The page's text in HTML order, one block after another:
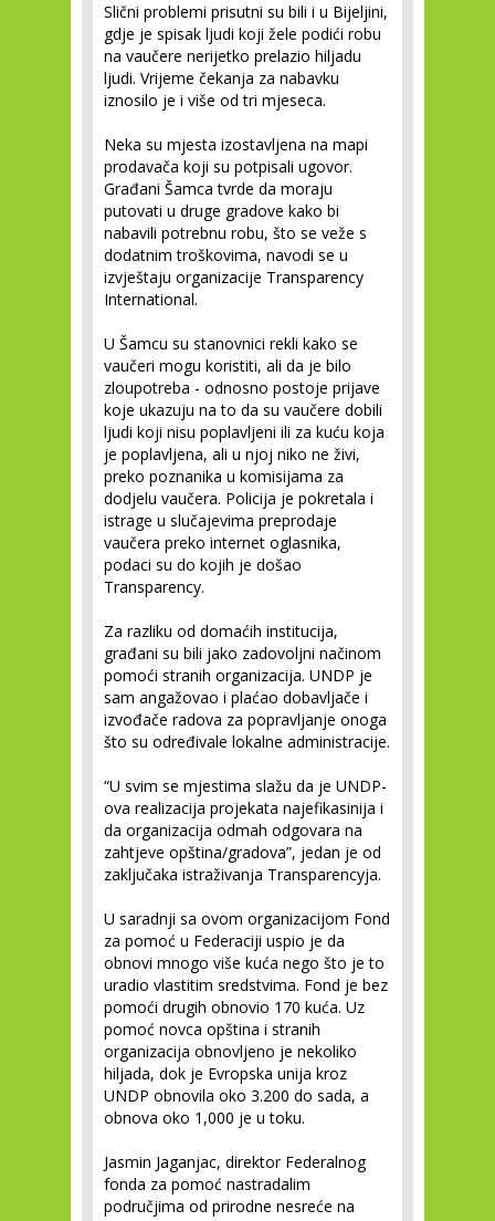
Slični problemi prisutni su bili i u Bijeljini,
gdje je spisak ljudi koji žele podići robu
na vaučere nerijetko prelazio hiljadu
ljudi. Vrijeme čekanja za nabavku
iznosilo je i više od tri mjeseca.
Neka su mjesta izostavljena na mapi
prodavača koji su potpisali ugovor.
Građani Šamca tvrde da moraju
putovati u druge gradove kako bi
nabavili potrebnu robu, što se veže s
dodatnim troškovima, navodi se u
izvještaju organizacije Transparency
International.
U Šamcu su stanovnici rekli kako se
vaučeri mogu koristiti, ali da je bilo
zloupotreba - odnosno postoje prijave
koje ukazuju na to da su vaučere dobili
ljudi koji nisu poplavljeni ili za kuću koja
je poplavljena, ali u njoj niko ne živi,
preko poznanika u komisijama za
dodjelu vaučera. Policija je pokretala i
istrage u slučajevima preprodaje
vaučera preko internet oglasnika,
podaci su do kojih je došao
Transparency.
Za razliku od domaćih institucija,
građani su bili jako zadovoljni načinom
pomoći stranih organizacija. UNDP je
sam angažovao i plaćao dobavljače i
izvođače radova za popravljanje onoga
što su određivale lokalne administracije.
“U svim se mjestima slažu da je UNDP-
ova realizacija projekata najefikasinija i
da organizacija odmah odgovara na
zahtjeve opština/gradova”, jedan je od
zaključaka istraživanja Transparencyja.
U saradnji sa ovom organizacijom Fond
za pomoć u Federaciji uspio je da
obnovi mnogo više kuća nego što je to
uradio vlastitim sredstvima. Fond je bez
pomoći drugih obnovio 170 kuća. Uz
pomoć novca opština i stranih
organizacija obnovljeno je nekoliko
hiljada, dok je Evropska unija kroz
UNDP obnovila oko 3.200 do sada, a
obnova oko 1,000 je u toku.
Jasmin Jaganjac, direktor Federalnog
fonda za pomoć nastradalim
područjima od prirodne nesreće na